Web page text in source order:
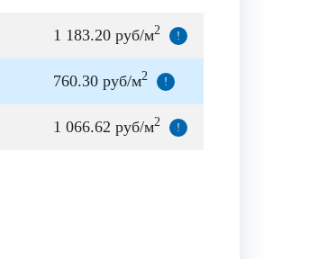
1 183.20 руб/м2 !
760.30 руб/м2 !
1 066.62 руб/м2 !